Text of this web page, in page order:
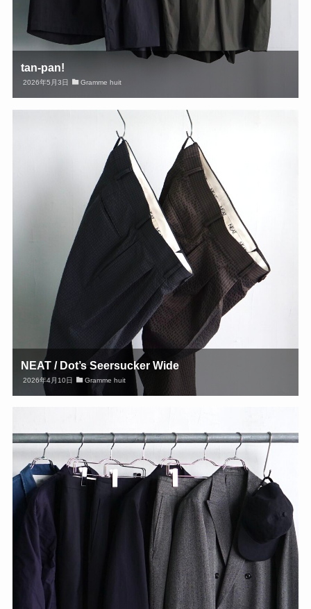
tan-pan!
2026年5月3日 Gramme huit
NEAT / Dot’s Seersucker Wide
2026年4月10日 Gramme huit